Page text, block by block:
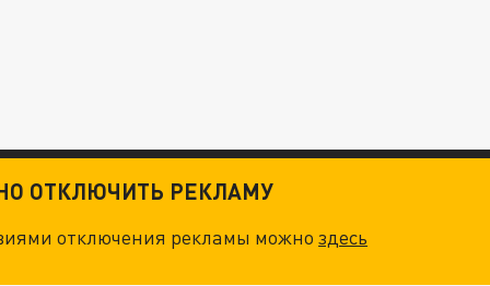
ОТКЛЮЧИТЬ РЕКЛАМУ
отключения рекламы можноздесь